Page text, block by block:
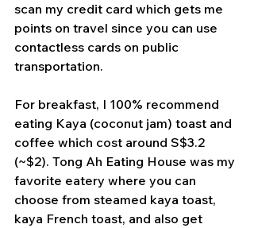
scan my credit card which gets me
points on travel since you can use
contactless cards on public
transportation.
For breakfast, I 100% recommend
eating Kaya (coconut jam) toast and
coffee which cost around S$3.2
(~$2). Tong Ah Eating House was my
favorite eatery where you can
choose from steamed kaya toast,
kaya French toast, and also get